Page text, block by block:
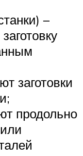
–
заготовки
продольно